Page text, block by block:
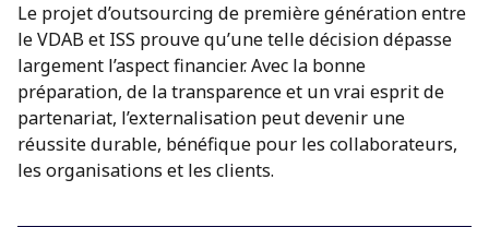
Le projet d’outsourcing de première génération entre
le VDAB et ISS prouve qu’une telle décision dépasse
largement l’aspect financier. Avec la bonne
préparation, de la transparence et un vrai esprit de
partenariat, l’externalisation peut devenir une
réussite durable, bénéfique pour les collaborateurs,
les organisations et les clients.